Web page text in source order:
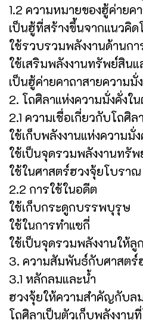
1.2 ความหมายของฮู้ค่ายค
เป็นฮู้ที่สร้างขึ้นจากแนวคิ
ใช้รวบรวมพลังงานด้านกา
ใช้เสริมพลังงานทรัพย์สินแ
เป็นฮู้ค่ายคาถาสายความมั่
2. โถศิลาแห่งความมั่งคั่งใ
2.1 ความเชื่อเกี่ยวกับโถศิลา
ใช้เก็บพลังงานแห่งความมั่ง
ใช้เป็นจุดรวมพลังงานทรั
ใช้ในศาสตร์ฮวงจุ้ยโบราณ
2.2 การใช้ในอดีต
ใช้เก็บกระดูกบรรพบุรุษ
ใช้ในการทำแซกี่
ใช้เป็นจุดรวมพลังงานให้ลู
3. ความสัมพันธ์กับศาสตร์
3.1 หลักลมและน้ำ
ฮวงจุ้ยให้ความสำคัญกับล
โถศิลาเป็นตัวเก็บพลังงาน